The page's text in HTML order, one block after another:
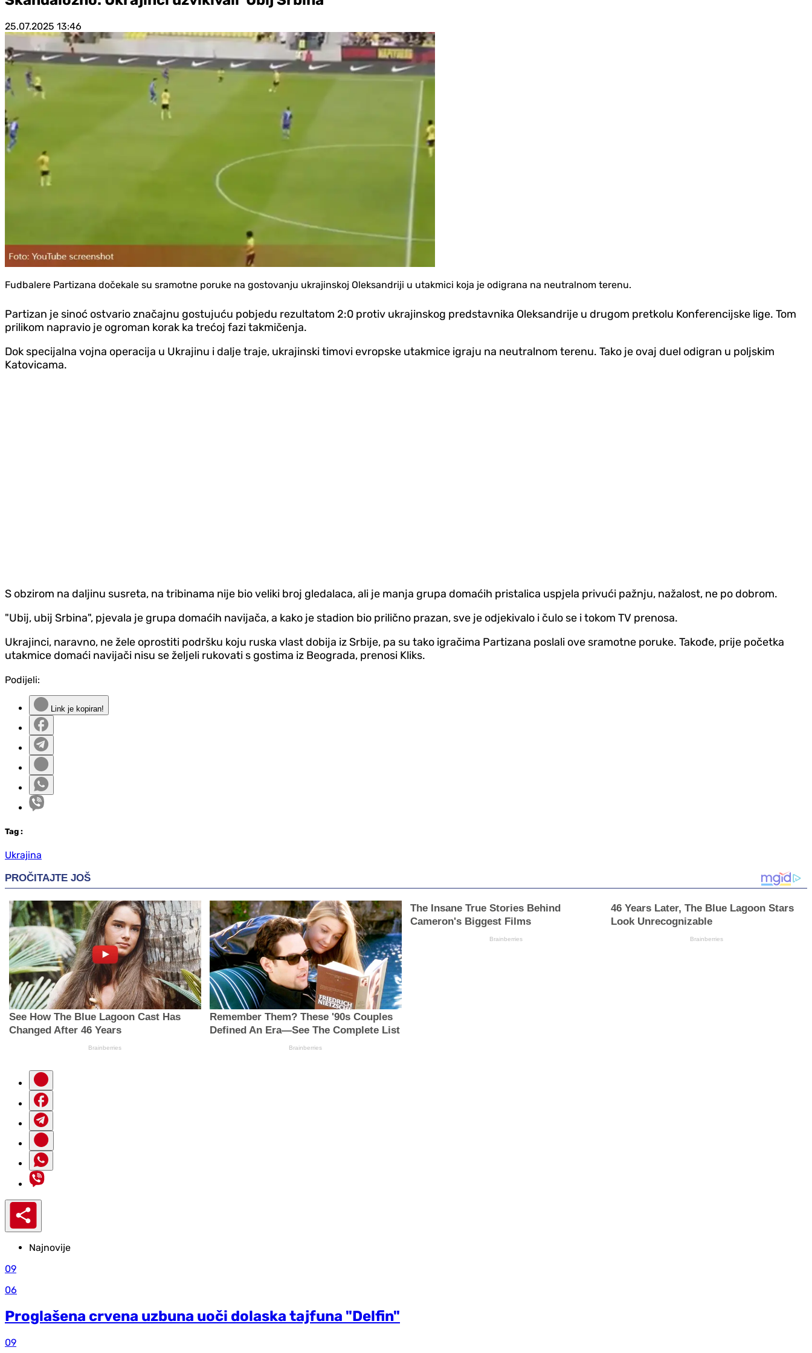
25.07.2025 13:46
Fudbalere Partizana dočekale su sramotne poruke na gostovanju ukrajinskoj Oleksandriji u utakmici koja je odigrana na neutralnom terenu.
Partizan je sinoć ostvario značajnu gostujuću pobjedu rezultatom 2:0 protiv ukrajinskog predstavnika Oleksandrije u drugom pretkolu Konferencijske lige. Tom
prilikom napravio je ogroman korak ka trećoj fazi takmičenja.
Dok specijalna vojna operacija u Ukrajinu i dalje traje, ukrajinski timovi evropske utakmice igraju na neutralnom terenu. Tako je ovaj duel odigran u poljskim
Katovicama.
S obzirom na daljinu susreta, na tribinama nije bio veliki broj gledalaca, ali je manja grupa domaćih pristalica uspjela privući pažnju, nažalost, ne po dobrom.
"Ubij, ubij Srbina", pjevala je grupa domaćih navijača, a kako je stadion bio prilično prazan, sve je odjekivalo i čulo se i tokom TV prenosa.
Ukrajinci, naravno, ne žele oprostiti podršku koju ruska vlast dobija iz Srbije, pa su tako igračima Partizana poslali ove sramotne poruke. Takođe, prije početka
utakmice domaći navijači nisu se željeli rukovati s gostima iz Beograda, prenosi Kliks.
Podijeli:
Link je kopiran!
Tag :
Ukrajina
Najnovije
09
06
Proglašena crvena uzbuna uoči dolaska tajfuna "Delfin"
09